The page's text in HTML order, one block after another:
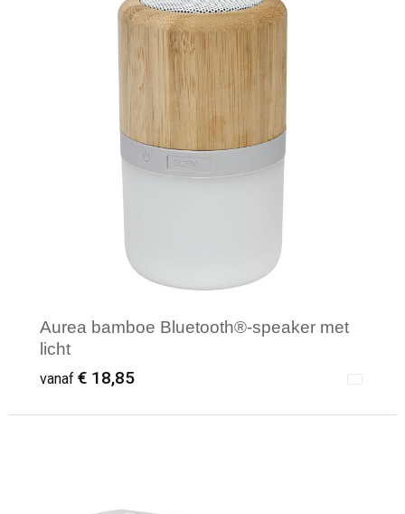
Minimale afname: 1
Aurea bamboe Bluetooth®-speaker met
licht
vanaf € 18,85